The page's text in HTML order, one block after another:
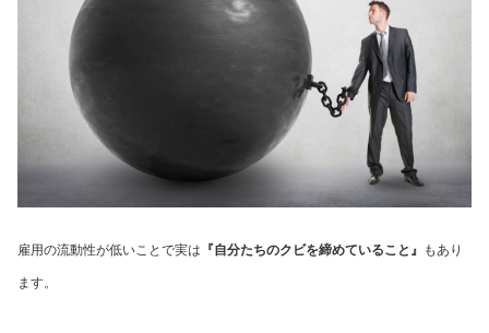
雇用の流動性が低いことで実は 『自分たちのクビを締めていること』 もあり
ます。